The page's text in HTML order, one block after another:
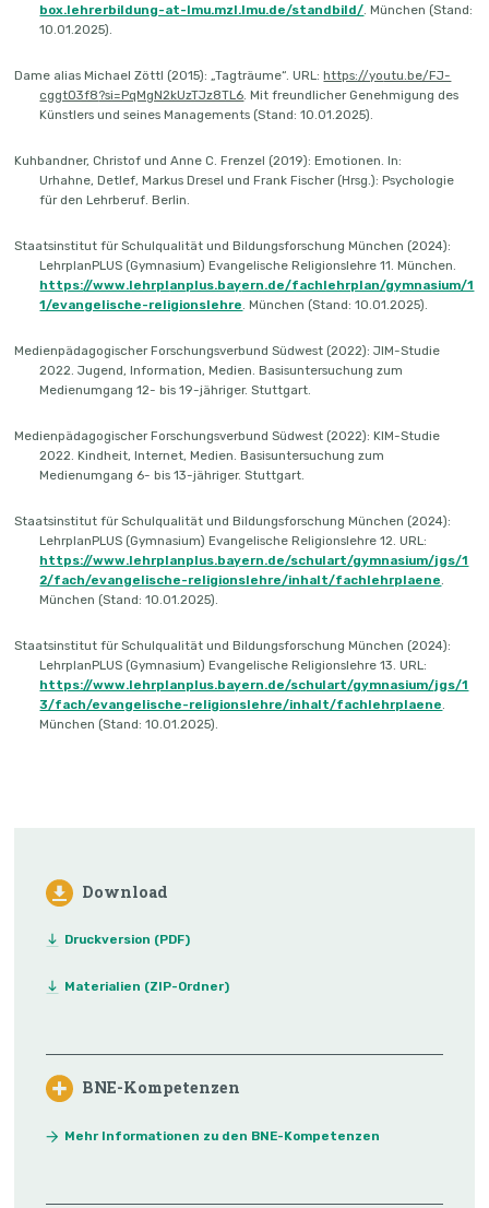
box.lehrerbildung-at-lmu.mzl.lmu.de/standbild/. München (Stand:
10.01.2025).
Dame alias Michael Zöttl (2015): „Tagträume“. URL:https://youtu.be/FJ-
cggtO3f8?si=PqMgN2kUzTJz8TL6. Mit freundlicher Genehmigung des
Künstlers und seines Managements (Stand: 10.01.2025).
Kuhbandner, Christof und Anne C. Frenzel (2019): Emotionen. In:
Urhahne, Detlef, Markus Dresel und Frank Fischer (Hrsg.): Psychologie
für den Lehrberuf. Berlin.
Staatsinstitut für Schulqualität und Bildungsforschung München (2024):
LehrplanPLUS (Gymnasium) Evangelische Religionslehre 11. München.
https://www.lehrplanplus.bayern.de/fachlehrplan/gymnasium/1
1/evangelische-religionslehre. München (Stand: 10.01.2025).
Medienpädagogischer Forschungsverbund Südwest (2022): JIM-Studie
2022. Jugend, Information, Medien. Basisuntersuchung zum
Medienumgang 12- bis 19-jähriger. Stuttgart.
Medienpädagogischer Forschungsverbund Südwest (2022): KIM-Studie
2022. Kindheit, Internet, Medien. Basisuntersuchung zum
Medienumgang 6- bis 13-jähriger. Stuttgart.
Staatsinstitut für Schulqualität und Bildungsforschung München (2024):
LehrplanPLUS (Gymnasium) Evangelische Religionslehre 12. URL:
https://www.lehrplanplus.bayern.de/schulart/gymnasium/jgs/1
2/fach/evangelische-religionslehre/inhalt/fachlehrplaene.
München (Stand: 10.01.2025).
Staatsinstitut für Schulqualität und Bildungsforschung München (2024):
LehrplanPLUS (Gymnasium) Evangelische Religionslehre 13. URL:
https://www.lehrplanplus.bayern.de/schulart/gymnasium/jgs/1
3/fach/evangelische-religionslehre/inhalt/fachlehrplaene.
München (Stand: 10.01.2025).
Download
Druckversion (PDF)
Materialien (ZIP-Ordner)
BNE-Kompetenzen
Mehr Informationen zu den BNE-Kompetenzen